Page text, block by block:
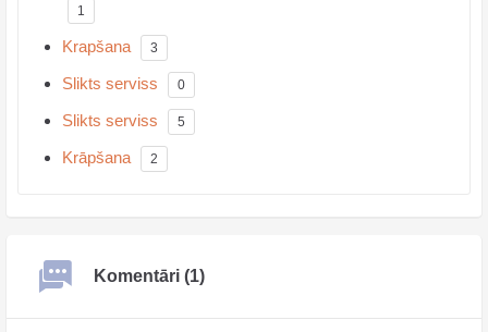
1
Krapšana 3
Slikts serviss 0
Slikts serviss 5
Krāpšana 2
Komentāri (1)